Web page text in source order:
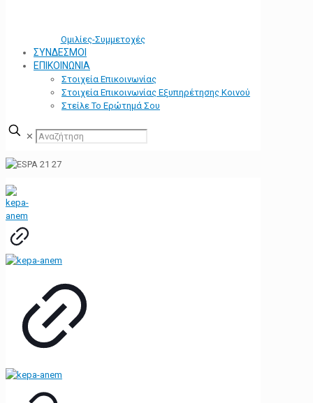
Ομιλίες-Συμμετοχές
ΣΥΝΔΕΣΜΟΙ
ΕΠΙΚΟΙΝΩΝΙΑ
Στοιχεία Επικοινωνίας
Στοιχεία Επικοινωνίας Εξυπηρέτησης Κοινού
Στείλε Το Ερώτημά Σου
✕